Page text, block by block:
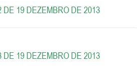
DE 19 DEZEMBRO DE 2013
DE 19 DEZEMBRO DE 2013